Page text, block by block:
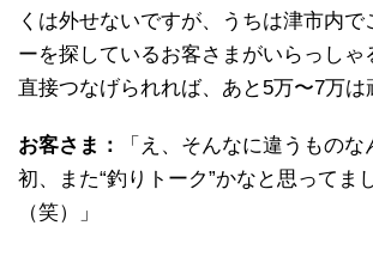
くは外せないですが、うちは津市内で
ーを探しているお客さまがいらっしゃ
直接つなげられれば、あと5万〜7万は
お客さま：
「え、そんなに違うもの
初、また“釣りトーク”かなと思ってま
（笑）」